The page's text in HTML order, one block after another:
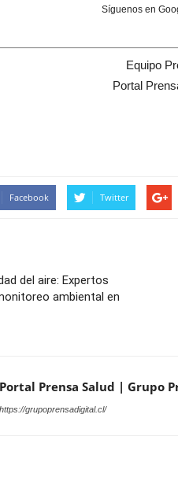
Síguenos en
Equipo
Portal
Facebook Twitter
del aire: Expertos
ambiental en
Portal Prensa Salud | Grupo
https://grupoprensadigital.cl/